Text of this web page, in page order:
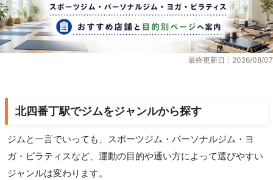
最終更新日：2026/08/07
北四番丁駅でジムをジャンルから探す
ジムと一言でいっても、スポーツジム・パーソナルジム・ヨ
ガ・ピラティスなど、運動の目的や通い方によって選びやすい
ジャンルは変わります。